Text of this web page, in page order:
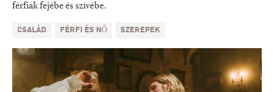
férfiak fejébe és szívébe.
CSALÁD FÉRFI ÉS NŐ SZEREPEK